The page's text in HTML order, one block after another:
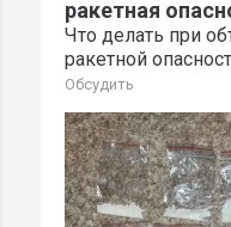
ракетная
Что делать при
ракетной
Обсудить